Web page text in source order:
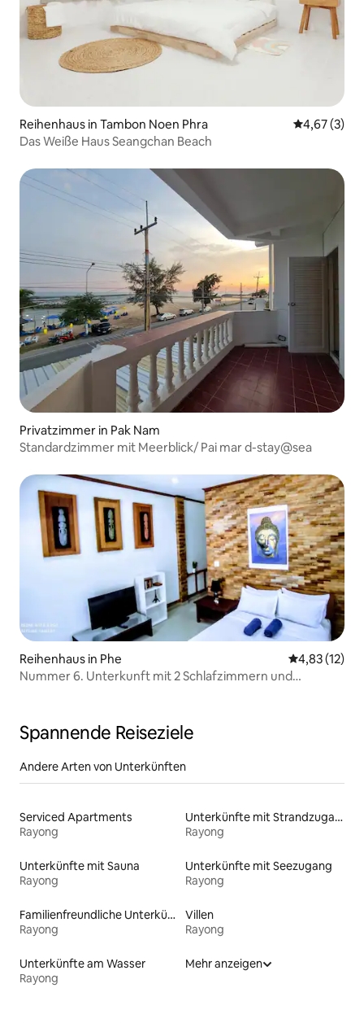
Reihenhaus in Tambon Noen Phra
4,67 (3)
Das Weiße Haus Seangchan Beach
Privatzimmer in Pak Nam
Standardzimmer mit Meerblick/ Pai mar d-stay@sea
Reihenhaus in Phe
4,83 (12)
Nummer 6. Unterkunft mit 2 Schlafzimmern und
Spannende Reiseziele
Andere Arten von Unterkünften
Serviced Apartments
Rayong
Unterkünfte mit Strandzugang
Rayong
Unterkünfte mit Sauna
Rayong
Unterkünfte mit Seezugang
Rayong
Familienfreundliche Unterkünfte
Rayong
Villen
Rayong
Unterkünfte am Wasser
Rayong
Mehr anzeigen